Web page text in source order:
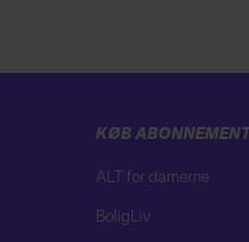
KØB ABONNEMENT
ALT for damerne
BoligLiv